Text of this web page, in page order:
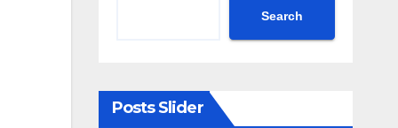
Search
Posts Slider